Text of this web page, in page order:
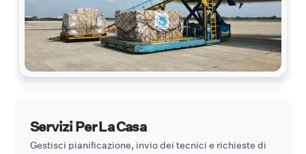
Servizi Per La Casa
Gestisci pianificazione, invio dei tecnici e richieste di